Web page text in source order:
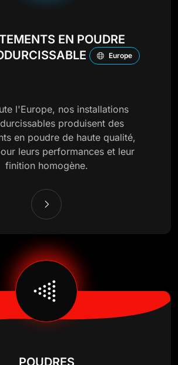
EN POUDRE
Europe
l'Europe, nos installations
produisent des
en poudre de haute qualité,
leurs performances et leur
finition homogène.
POUDRES